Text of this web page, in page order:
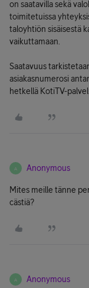
on saatavilla sekä
toimitetuissa
taloyhtiön sisäisestä
vaikuttamaan.
Saatavuus
asiakasnumerosi
hetkellä KotiTV-
A Anonymous
Mites meille tänne
cästiä?
A Anonymous